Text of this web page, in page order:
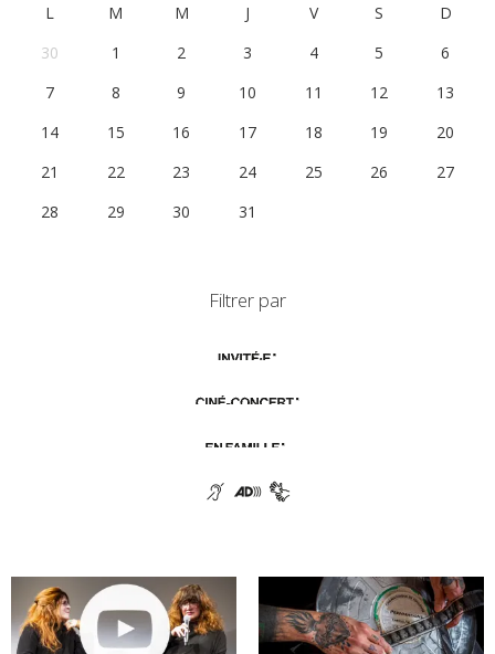
L M M J V S
D
30
1 2 3 4 5
6
7
8 9 10 11 12
13
14
15 16 17 18 19
20
21
22 23 24 25 26
27
28
29 30 31
Filtrer par